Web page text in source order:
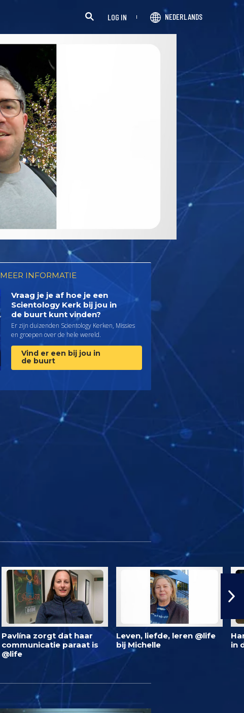
LOG IN NEDERLANDS
MEER INFORMATIE
Vraag je je af hoe je een
Scientology Kerk bij jou in
de buurt kunt vinden?
Er zijn duizenden Scientology Kerken, Missies
en groepen over de hele wereld.
Vind er een bij jou in
de buurt
Pavlína zorgt dat haar
communicatie paraat is
@life
Leven, liefde, leren @life
bij Michelle
in